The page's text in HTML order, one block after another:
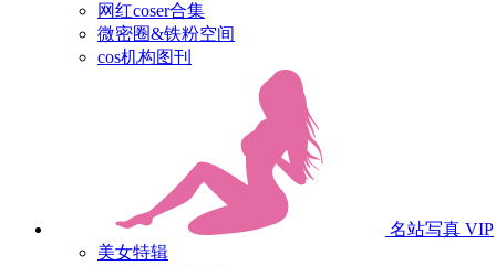
网红coser合集
微密圈&铁粉空间
cos机构图刊
名站写真 VIP
美女特辑